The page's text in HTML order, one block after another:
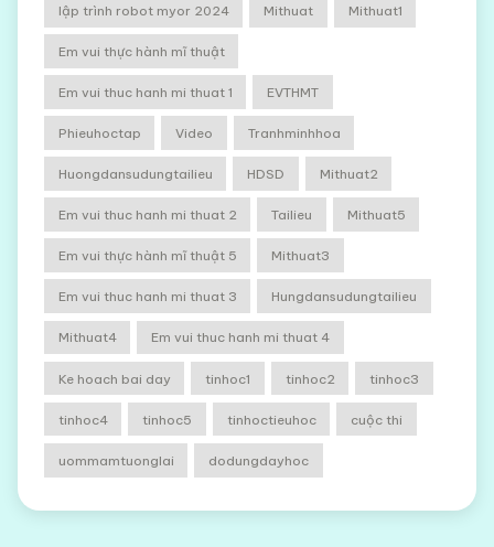
lập trình robot myor 2024 Mithuat Mithuat1
Em vui thực hành mĩ thuật
Em vui thuc hanh mi thuat 1 EVTHMT
Phieuhoctap Video Tranhminhhoa
Huongdansudungtailieu HDSD Mithuat2
Em vui thuc hanh mi thuat 2 Tailieu Mithuat5
Em vui thực hành mĩ thuật 5 Mithuat3
Em vui thuc hanh mi thuat 3 Hungdansudungtailieu
Mithuat4 Em vui thuc hanh mi thuat 4
Ke hoach bai day tinhoc1 tinhoc2 tinhoc3
tinhoc4 tinhoc5 tinhoctieuhoc cuộc thi
uommamtuonglai dodungdayhoc